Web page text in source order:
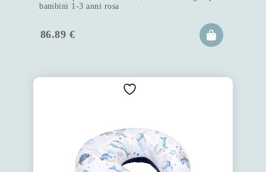
bambini 1-3 anni rosa
86.89 €